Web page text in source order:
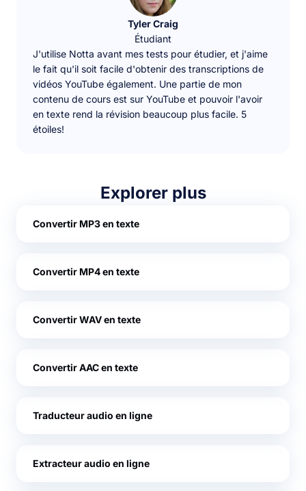
Tyler Craig
Étudiant
J'utilise Notta avant mes tests pour étudier, et j'aime
le fait qu'il soit facile d'obtenir des transcriptions de
vidéos YouTube également. Une partie de mon
contenu de cours est sur YouTube et pouvoir l'avoir
en texte rend la révision beaucoup plus facile. 5
étoiles!
Explorer plus
Convertir MP3 en texte
Convertir MP4 en texte
Convertir WAV en texte
Convertir AAC en texte
Traducteur audio en ligne
Extracteur audio en ligne